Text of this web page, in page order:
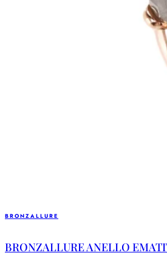
BRONZALLURE
BRONZALLURE ANELLO